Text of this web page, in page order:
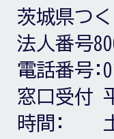
茨城県つ
法人番号
電話番号:
窓口受付
時間: